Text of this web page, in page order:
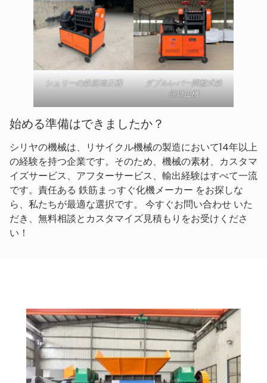
シュリーの鉄筋矯正機
ダブルレバー調整式鉄
筋矯正機
始める準備はできましたか？
シリヤの機械は、リサイクル機械の製造において14年以上
の経験を持つ企業です。そのため、機械の素材、カスタマ
イズサービス、アフターサービス、輸出経験はすべて一流
です。責任ある 鉄筋まっすぐ化機メーカー をお探しな
ら、私たちが最適な選択です。 今すぐお問い合わせ いた
だき、無料相談とカスタマイズ見積もりをお受けくださ
い！